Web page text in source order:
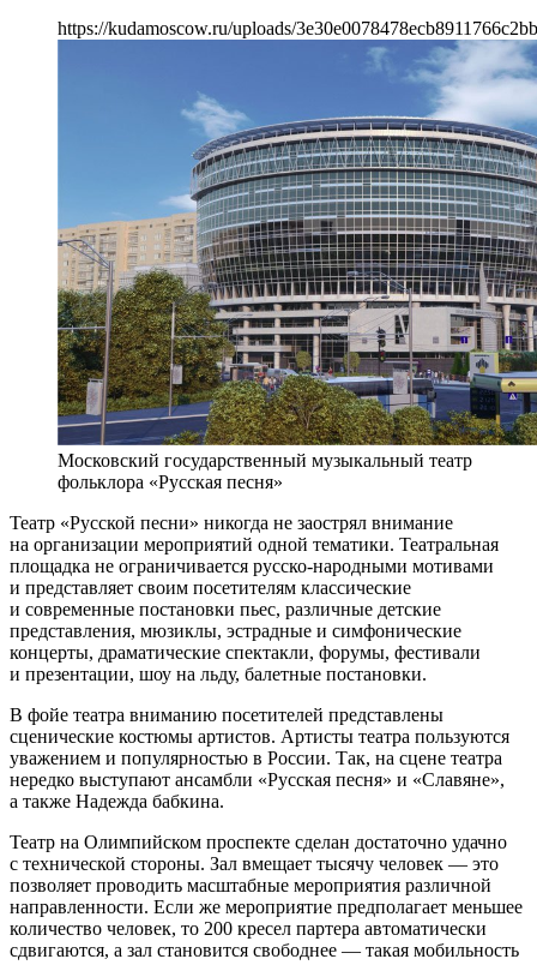
https://kudamoscow.ru/uploads/
Московский государственный музыкальный театр
фольклора «Русская песня»
Театр «Русской песни» никогда не заострял внимание
на организации мероприятий одной тематики. Театральная
площадка не ограничивается русско-народными мотивами
и представляет своим посетителям классические
и современные постановки пьес, различные детские
представления, мюзиклы, эстрадные и симфонические
концерты, драматические спектакли, форумы, фестивали
и презентации, шоу на льду, балетные постановки.
В фойе театра вниманию посетителей представлены
сценические костюмы артистов. Артисты театра пользуются
уважением и популярностью в России. Так, на сцене театра
нередко выступают ансамбли «Русская песня» и «Славяне»,
а также Надежда бабкина.
Театр на Олимпийском проспекте сделан достаточно удачно
с технической стороны. Зал вмещает тысячу человек — это
позволяет проводить масштабные мероприятия различной
направленности. Если же мероприятие предполагает меньшее
количество человек, то 200 кресел партера автоматически
сдвигаются, а зал становится свободнее — такая мобильность